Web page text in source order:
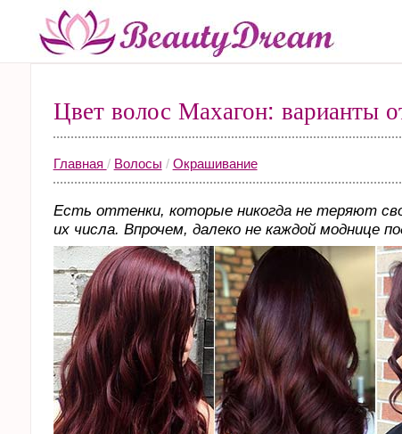
Цвет волос Махагон: варианты
Главная / Волосы / Окрашивание
Есть оттенки, которые никогда не теряют
их числа. Впрочем, далеко не каждой моднице